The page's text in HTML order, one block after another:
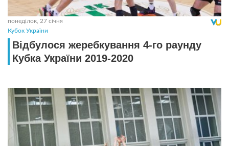
понеділок, 27 січня
Кубок України
Відбулося жеребкування 4-го раунду
Кубка України 2019-2020